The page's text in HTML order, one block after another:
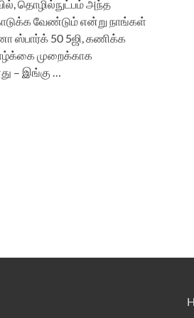
தொழில்நுட்பம் அந்த
வேண்டும் என்று நாங்கள்
ஸ்பார்க் 50 5ஜி, கணிக்க
முறைக்காக
– இங்கு …